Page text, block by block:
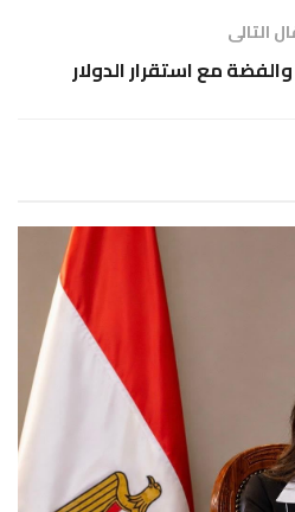
التالى
مع استقرار الدولار